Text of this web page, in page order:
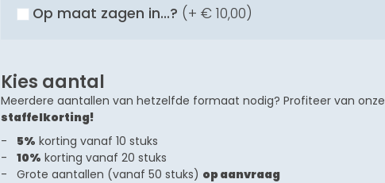
Op maat zagen in...? (+€ 10,00)
Kies aantal
Meerdere aantallen van hetzelfde formaat nodig? Profiteer van onze
staffelkorting!
5% korting vanaf 10 stuks
10% korting vanaf 20 stuks
Grote aantallen (vanaf 50 stuks) op aanvraag